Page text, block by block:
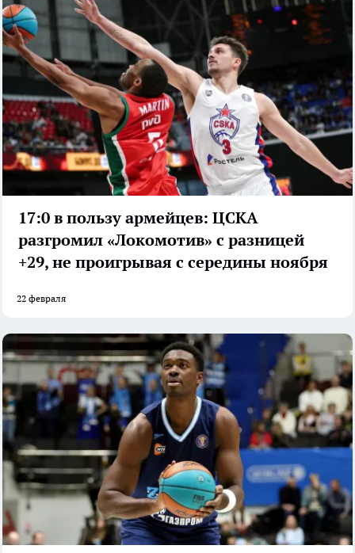
17:0 в пользу армейцев: ЦСКА
разгромил «Локомотив» с разницей
+29, не проигрывая с середины ноября
22 февраля